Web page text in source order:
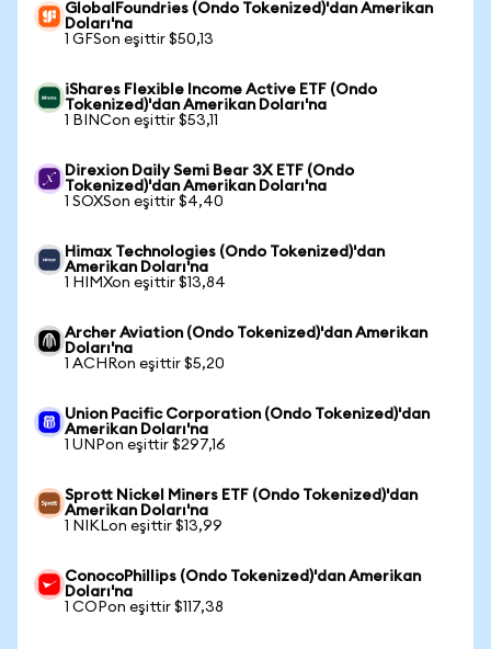
GlobalFoundries (Ondo Tokenized)'dan Amerikan
Doları'na
1 GFSon eşittir $50,13
iShares Flexible Income Active ETF (Ondo
Tokenized)'dan Amerikan Doları'na
1 BINCon eşittir $53,11
Direxion Daily Semi Bear 3X ETF (Ondo
Tokenized)'dan Amerikan Doları'na
1 SOXSon eşittir $4,40
Himax Technologies (Ondo Tokenized)'dan
Amerikan Doları'na
1 HIMXon eşittir $13,84
Archer Aviation (Ondo Tokenized)'dan Amerikan
Doları'na
1 ACHRon eşittir $5,20
Union Pacific Corporation (Ondo Tokenized)'dan
Amerikan Doları'na
1 UNPon eşittir $297,16
Sprott Nickel Miners ETF (Ondo Tokenized)'dan
Amerikan Doları'na
1 NIKLon eşittir $13,99
ConocoPhillips (Ondo Tokenized)'dan Amerikan
Doları'na
1 COPon eşittir $117,38